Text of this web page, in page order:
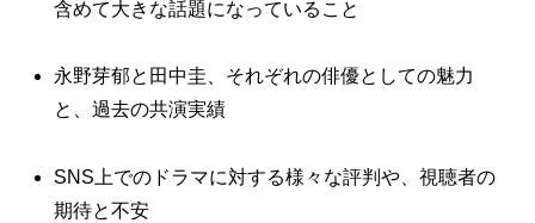
含めて大きな話題になっていること
永野芽郁と田中圭、それぞれの俳優としての魅力
と、過去の共演実績
SNS上でのドラマに対する様々な評判や、視聴者の
期待と不安